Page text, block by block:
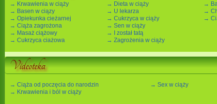
→ Krwawienia w ciąży
→ Basen w ciązy
→ Opiekunka cieżarnej
→ Ciąża zagrożona
→ Masaż ciążowy
→ Cukrzyca ciażowa
→ Dieta w ciąży
→ U lekarza
→ Cukrzyca w ciąży
→ Sen w ciąży
→ I został tatą
→ Zagrożenia w ciąży
→
→
→
Videoteka
→ Ciąża od poczęcia do narodzin
→ Krwawienia i ból w ciąży
→ Sex w ciąży